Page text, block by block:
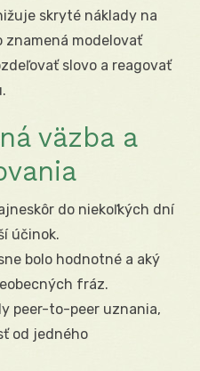
skryté náklady na
znamená modelovať
slovo a reagovať
väzba a
do niekoľkých dní
účinok.
bolo hodnotné a aký
fráz.
peer-to-peer uznania,
od jedného